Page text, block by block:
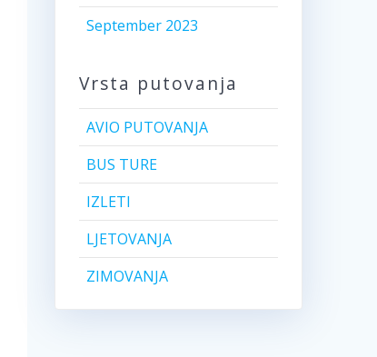
September 2023
Vrsta putovanja
AVIO PUTOVANJA
BUS TURE
IZLETI
LJETOVANJA
ZIMOVANJA